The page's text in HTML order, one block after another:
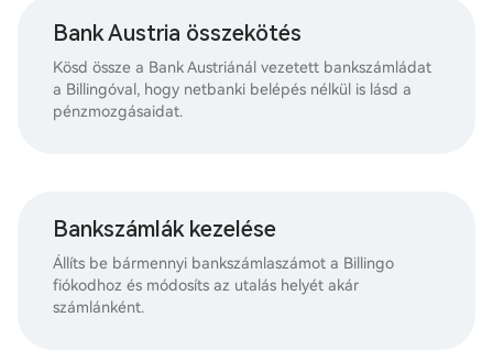
Bank Austria összekötés
Kösd össze a Bank Austriánál vezetett bankszámládat
a Billingóval, hogy netbanki belépés nélkül is lásd a
pénzmozgásaidat.
Bankszámlák kezelése
Állíts be bármennyi bankszámlaszámot a Billingo
fiókodhoz és módosíts az utalás helyét akár
számlánként.